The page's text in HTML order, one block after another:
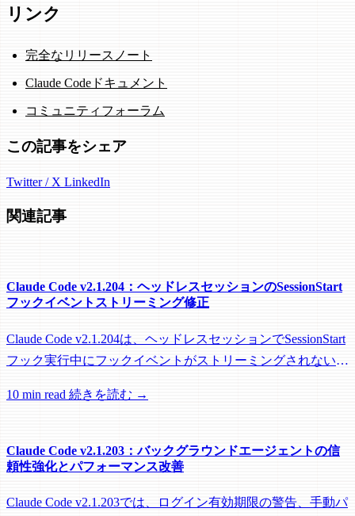
リンク
完全なリリースノート
Claude Codeドキュメント
コミュニティフォーラム
この記事をシェア
Twitter / X LinkedIn
関連記事
Claude Code v2.1.204：ヘッドレスセッションのSessionStart
フックイベントストリーミング修正
Claude Code v2.1.204は、ヘッドレスセッションでSessionStart
フック実行中にフックイベントがストリーミングされない問
収されるのを防ぐメンテナンスリリースです。
10 min read 続きを読む →
Claude Code v2.1.203：バックグラウンドエージェントの信
頼性強化とパフォーマンス改善
Claude Code v2.1.203では、ログイン有効期限の警告、手動パ